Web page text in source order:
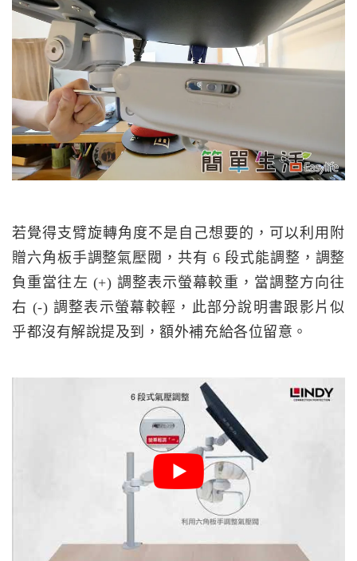
若覺得支臂旋轉角度不是自己想要的，可以利用附
贈六角板手調整氣壓閥，共有 6 段式能調整，調整
負重當往左 (+) 調整表示螢幕較重，當調整方向往
右 (-) 調整表示螢幕較輕，此部分說明書跟影片似
乎都沒有解說提及到，額外補充給各位留意。